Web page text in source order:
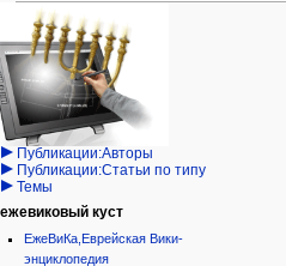
Навигация
персональные инструменты
войти
запрос
учётной
записи
категории
Израиль:Страна и
государство
Иудаизм
Народ
Проекты
Проекты/Участники/
дополнения
Публикации:Авторы
Публикации:Статьи по типу
Темы
ежевиковый куст
ЕжеВиКа,Еврейская Вики-
энциклопедия